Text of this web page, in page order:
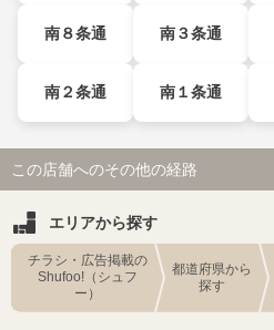
南８条通 南３条通
南２条通 南１条通
この店舗へのその他の経路
エリアから探す
チラシ・広告掲載の
Shufoo!（シュフ
ー）
都道府県から
探す